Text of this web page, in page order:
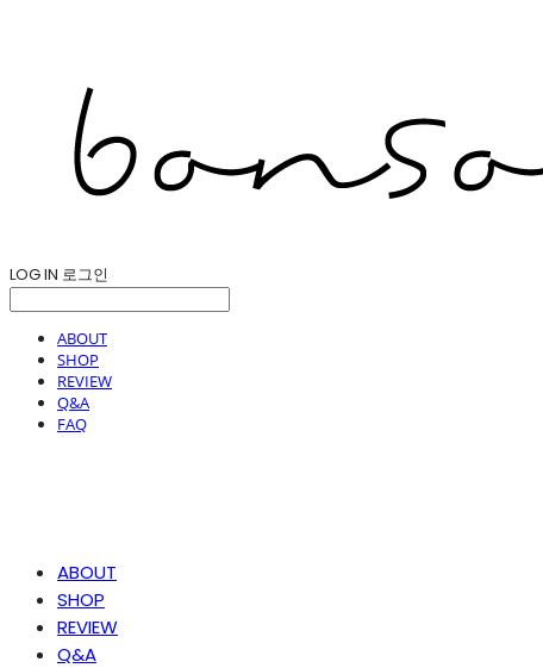
LOG IN 로그인
ABOUT
SHOP
REVIEW
Q&A
FAQ
ABOUT
SHOP
REVIEW
Q&A